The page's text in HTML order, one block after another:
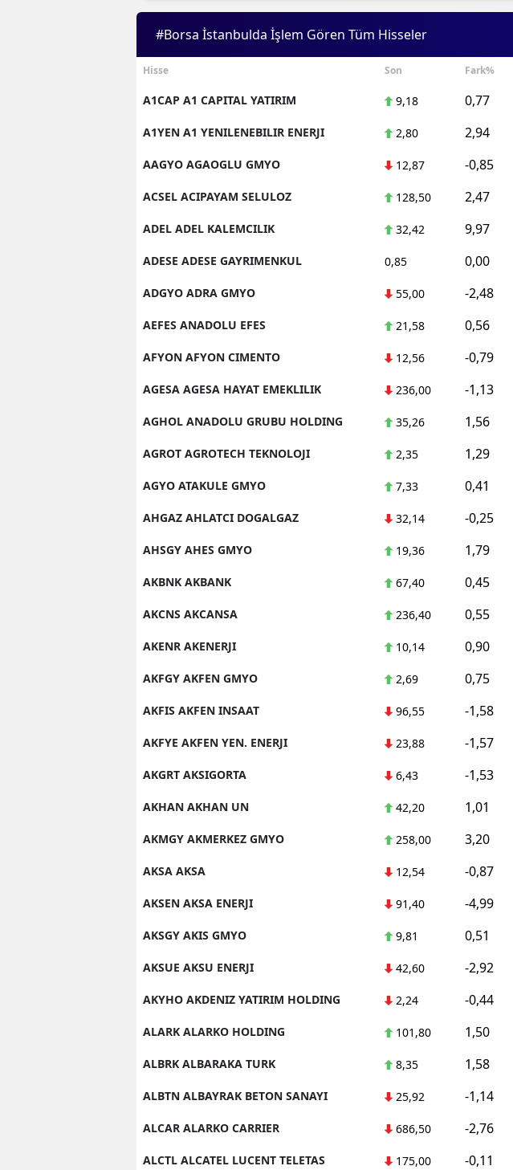
#Borsa İstanbulda İşlem Gören Tüm Hisseler
Hisse Son Fark%
A1CAP A1 CAPITAL YATIRIM 9,18 0,77
A1YEN A1 YENILENEBILIR ENERJI 2,80 2,94
AAGYO AGAOGLU GMYO 12,87 -0,85
ACSEL ACIPAYAM SELULOZ 128,50 2,47
ADEL ADEL KALEMCILIK 32,42 9,97
ADESE ADESE GAYRIMENKUL 0,85 0,00
ADGYO ADRA GMYO 55,00 -2,48
AEFES ANADOLU EFES 21,58 0,56
AFYON AFYON CIMENTO 12,56 -0,79
AGESA AGESA HAYAT EMEKLILIK 236,00 -1,13
AGHOL ANADOLU GRUBU HOLDING 35,26 1,56
AGROT AGROTECH TEKNOLOJI 2,35 1,29
AGYO ATAKULE GMYO 7,33 0,41
AHGAZ AHLATCI DOGALGAZ 32,14 -0,25
AHSGY AHES GMYO 19,36 1,79
AKBNK AKBANK 67,40 0,45
AKCNS AKCANSA 236,40 0,55
AKENR AKENERJI 10,14 0,90
AKFGY AKFEN GMYO 2,69 0,75
AKFIS AKFEN INSAAT 96,55 -1,58
AKFYE AKFEN YEN. ENERJI 23,88 -1,57
AKGRT AKSIGORTA 6,43 -1,53
AKHAN AKHAN UN 42,20 1,01
AKMGY AKMERKEZ GMYO 258,00 3,20
AKSA AKSA 12,54 -0,87
AKSEN AKSA ENERJI 91,40 -4,99
AKSGY AKIS GMYO 9,81 0,51
AKSUE AKSU ENERJI 42,60 -2,92
AKYHO AKDENIZ YATIRIM HOLDING 2,24 -0,44
ALARK ALARKO HOLDING 101,80 1,50
ALBRK ALBARAKA TURK 8,35 1,58
ALBTN ALBAYRAK BETON SANAYI 25,92 -1,14
ALCAR ALARKO CARRIER 686,50 -2,76
ALCTL ALCATEL LUCENT TELETAS 175,00 -0,11